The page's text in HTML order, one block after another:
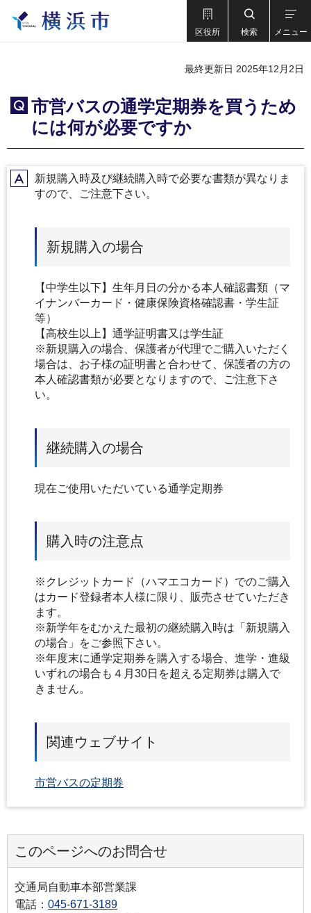
区役所 検索 メニュー
最終更新日 2025年12月2日
Q
市営バスの通学定期券を買うため
には何が必要ですか
A新規購入時及び継続購入時で必要な書類が異なりま
すので、ご注意下さい。
新規購入の場合
【中学生以下】生年月日の分かる本人確認書類（マ
イナンバーカード・健康保険資格確認書・学生証
等）
【高校生以上】通学証明書又は学生証
※新規購入の場合、保護者が代理でご購入いただく
場合は、お子様の証明書と合わせて、保護者の方の
本人確認書類が必要となりますので、ご注意下さ
い。
継続購入の場合
現在ご使用いただいている通学定期券
購入時の注意点
※クレジットカード（ハマエコカード）でのご購入
はカード登録者本人様に限り、販売させていただき
ます。
※新学年をむかえた最初の継続購入時は「新規購入
の場合」をご参照下さい。
※年度末に通学定期券を購入する場合、進学・進級
いずれの場合も４月30日を超える定期券は購入で
きません。
関連ウェブサイト
市営バスの定期券
このページへのお問合せ
交通局自動車本部営業課
電話： 045-671-3189